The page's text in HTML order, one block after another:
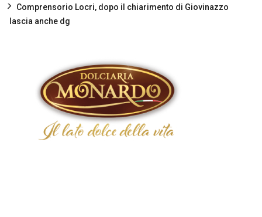
Comprensorio Locri, dopo il chiarimento di Giovinazzo
lascia anche dg